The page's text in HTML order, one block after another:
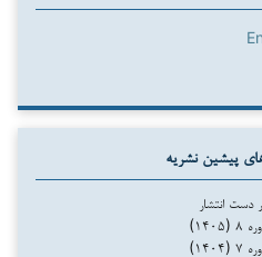
پیشین نشریه
دست انتشار